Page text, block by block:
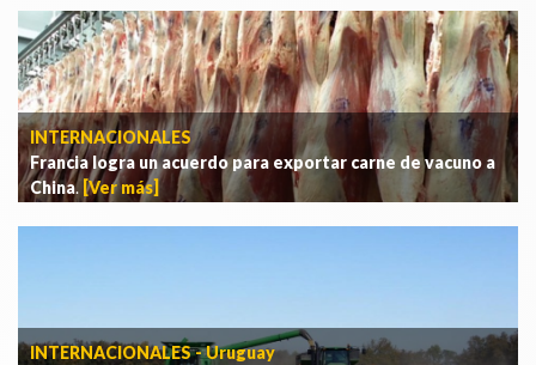
INTERNACIONALES
Francia logra un acuerdo para exportar carne de vacuno a
China. [Ver más]
INTERNACIONALES - Uruguay